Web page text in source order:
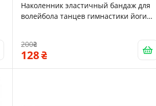
Наколенник эластичный бандаж для
волейбола танцев гимнастики йоги
200
128